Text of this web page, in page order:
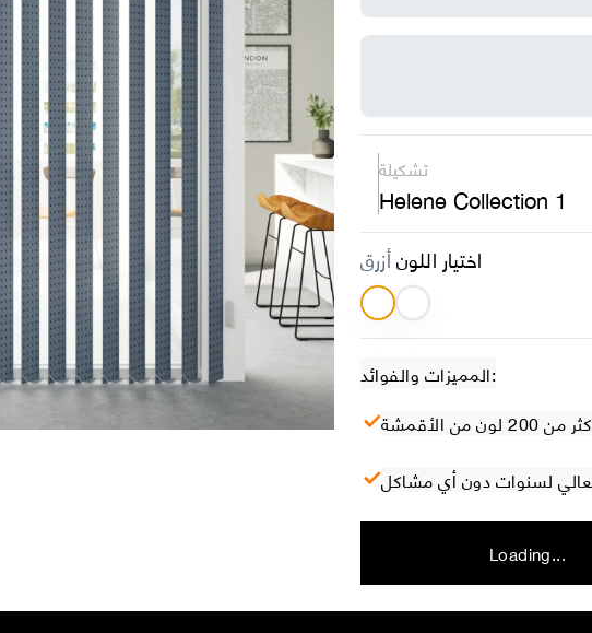
تشكيلة
Helene Collection 1
اختيار اللونأزرق
المميزات والفوائد:
من 200 لون من الأقمشة
Loading...